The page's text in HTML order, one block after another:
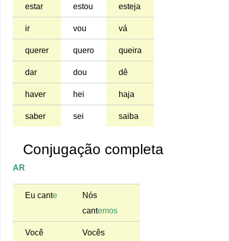
estar estou esteja
ir vou vá
querer quero queira
dar dou dê
haver hei haja
saber sei saiba
Conjugação completa
AR
Eu cante
Nós
cantemos
Você
Vocês